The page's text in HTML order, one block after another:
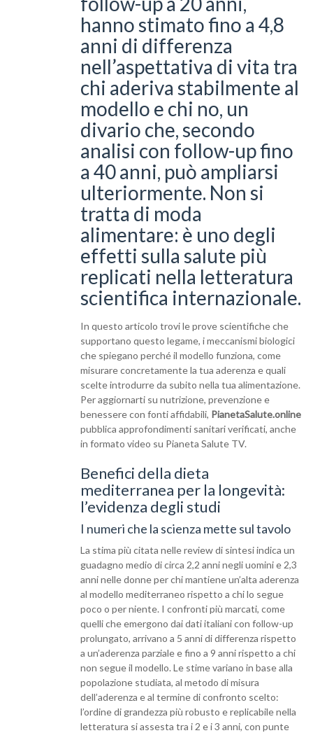
hanno stimato fino a 4,8
anni di differenza
nell’aspettativa di vita tra
chi aderiva stabilmente al
modello e chi no, un
divario che, secondo
analisi con follow-up fino
a 40 anni, può ampliarsi
ulteriormente. Non si
tratta di moda
alimentare: è uno degli
effetti sulla salute più
replicati nella letteratura
scientifica internazionale.
In questo articolo trovi le prove scientifiche che
supportano questo legame, i meccanismi biologici
che spiegano perché il modello funziona, come
misurare concretamente la tua aderenza e quali
scelte introdurre da subito nella tua alimentazione.
Per aggiornarti su nutrizione, prevenzione e
benessere con fonti affidabili, PianetaSalute.online
pubblica approfondimenti sanitari verificati, anche
in formato video su Pianeta Salute TV.
Benefici della dieta
mediterranea per la longevità:
l’evidenza degli studi
I numeri che la scienza mette sul tavolo
La stima più citata nelle review di sintesi indica un
guadagno medio di circa 2,2 anni negli uomini e 2,3
anni nelle donne per chi mantiene un’alta aderenza
al modello mediterraneo rispetto a chi lo segue
poco o per niente. I confronti più marcati, come
quelli che emergono dai dati italiani con follow-up
prolungato, arrivano a 5 anni di differenza rispetto
a un’aderenza parziale e fino a 9 anni rispetto a chi
non segue il modello. Le stime variano in base alla
popolazione studiata, al metodo di misura
dell’aderenza e al termine di confronto scelto:
l’ordine di grandezza più robusto e replicabile nella
letteratura si assesta tra i 2 e i 3 anni, con punte